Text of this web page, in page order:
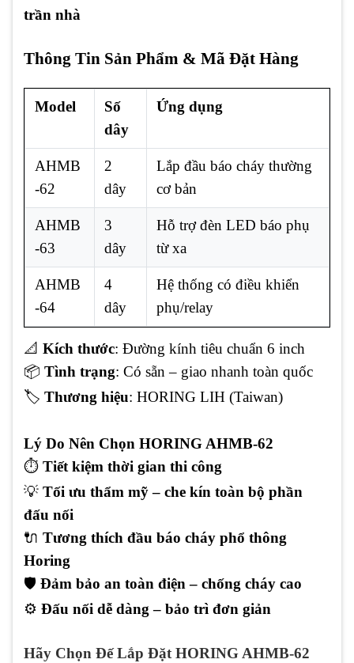
trần nhà
Thông Tin Sản Phẩm & Mã Đặt Hàng
Model
Số
dây
Ứng dụng
AHMB
-62
2
dây
Lắp đầu báo cháy thường
cơ bản
AHMB
-63
3
dây
Hỗ trợ đèn LED báo phụ
từ xa
AHMB
-64
4
dây
Hệ thống có điều khiển
phụ/relay
📐 Kích thước: Đường kính tiêu chuẩn 6 inch
📦 Tình trạng: Có sẵn – giao nhanh toàn quốc
🏷️ Thương hiệu: HORING LIH (Taiwan)
Lý Do Nên Chọn HORING AHMB-62
⏱️ Tiết kiệm thời gian thi công
💡 Tối ưu thẩm mỹ – che kín toàn bộ phần
đấu nối
🔌 Tương thích đầu báo cháy phổ thông
Horing
🛡️ Đảm bảo an toàn điện – chống cháy cao
⚙️ Đấu nối dễ dàng – bảo trì đơn giản
Hãy Chọn Đế Lắp Đặt HORING AHMB-62